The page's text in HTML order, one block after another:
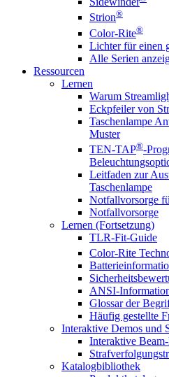
Strion®
Color-Rite®
Lichter für einen
Alle Serien
Ressourcen
Lernen
Warum
Eckpfeiler von
Taschenlampe
Muster
TEN-TAP®-
Leitfaden zur
Taschenlampe
Notfallvorsorge
Notfallvorsorge
Lernen (Fortsetzung)
TLR-Fit-Guide
Color-Rite
ANSI-
Glossar der
Häufig gestellte
Interaktive Demos und
Interaktive
Katalogbibliothek